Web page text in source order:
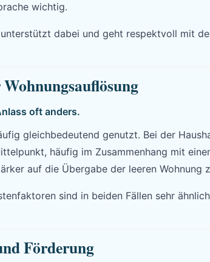
wichtig.
dabei und geht respektvoll mit
oft anders.
gleichbedeutend genutzt. Bei der
häufig im Zusammenhang mit
auf die Übergabe der leeren Wohnung
sind in beiden Fällen sehr
Förderung